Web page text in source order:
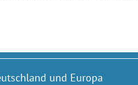
und Europa